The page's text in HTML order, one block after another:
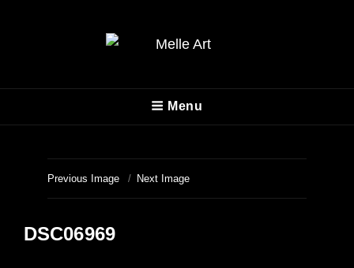
MELLE ART
Menu
Previous Image Next Image
DSC06969